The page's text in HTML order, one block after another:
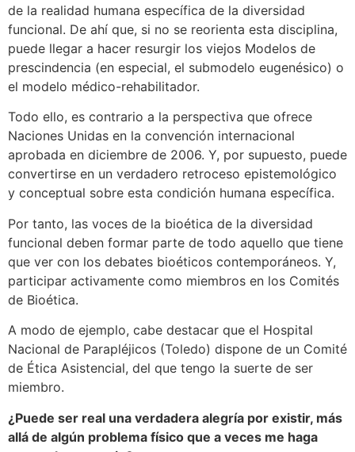
de la realidad humana específica de la diversidad
funcional. De ahí que, si no se reorienta esta disciplina,
puede llegar a hacer resurgir los viejos Modelos de
prescindencia (en especial, el submodelo eugenésico) o
el modelo médico-rehabilitador.
Todo ello, es contrario a la perspectiva que ofrece
Naciones Unidas en la convención internacional
aprobada en diciembre de 2006. Y, por supuesto, puede
convertirse en un verdadero retroceso epistemológico
y conceptual sobre esta condición humana específica.
Por tanto, las voces de la bioética de la diversidad
funcional deben formar parte de todo aquello que tiene
que ver con los debates bioéticos contemporáneos. Y,
participar activamente como miembros en los Comités
de Bioética.
A modo de ejemplo, cabe destacar que el Hospital
Nacional de Parapléjicos (Toledo) dispone de un Comité
de Ética Asistencial, del que tengo la suerte de ser
miembro.
¿Puede ser real una verdadera alegría por existir, más
allá de algún problema físico que a veces me haga